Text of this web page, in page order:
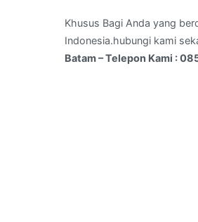
Laut
,kota
Batam
Khusus Bagi Anda yang
Indonesia.hubungi kami
Batam – Telepon Kami :